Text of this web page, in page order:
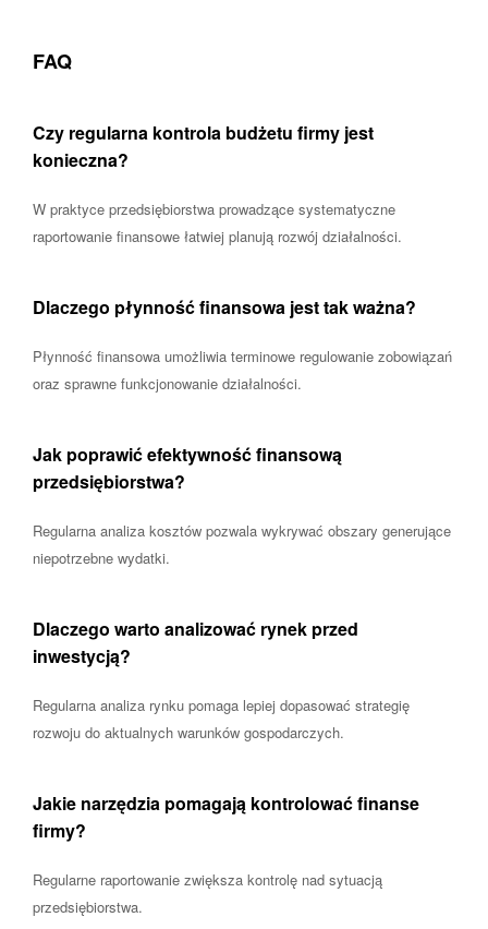
FAQ
Czy regularna kontrola budżetu firmy jest
konieczna?
W praktyce przedsiębiorstwa prowadzące systematyczne
raportowanie finansowe łatwiej planują rozwój działalności.
Dlaczego płynność finansowa jest tak ważna?
Płynność finansowa umożliwia terminowe regulowanie zobowiązań
oraz sprawne funkcjonowanie działalności.
Jak poprawić efektywność finansową
przedsiębiorstwa?
Regularna analiza kosztów pozwala wykrywać obszary generujące
niepotrzebne wydatki.
Dlaczego warto analizować rynek przed
inwestycją?
Regularna analiza rynku pomaga lepiej dopasować strategię
rozwoju do aktualnych warunków gospodarczych.
Jakie narzędzia pomagają kontrolować finanse
firmy?
Regularne raportowanie zwiększa kontrolę nad sytuacją
przedsiębiorstwa.